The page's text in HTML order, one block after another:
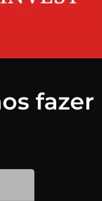
fazer